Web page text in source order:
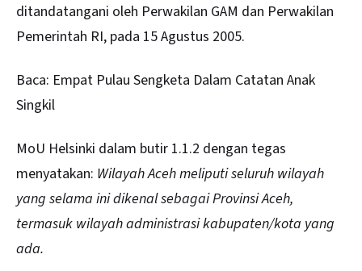
ditandatangani oleh Perwakilan GAM dan Perwakilan
Pemerintah RI, pada 15 Agustus 2005.
Baca: Empat Pulau Sengketa Dalam Catatan Anak
Singkil
MoU Helsinki dalam butir 1.1.2 dengan tegas
menyatakan: Wilayah Aceh meliputi seluruh wilayah
yang selama ini dikenal sebagai Provinsi Aceh,
termasuk wilayah administrasi kabupaten/kota yang
ada.